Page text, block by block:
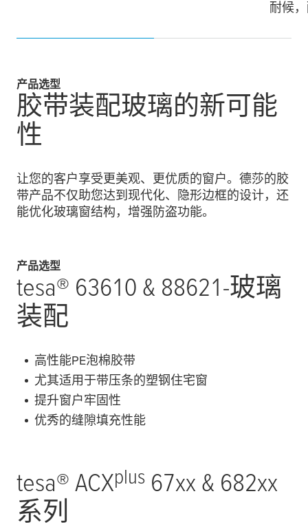
耐候
产品选型
胶带装配玻璃的新可能
性
让您的客户享受更美观、更优质的窗户。德莎的胶
带产品不仅助您达到现代化、隐形边框的设计，还
能优化玻璃窗结构，增强防盗功能。
产品选型
tesa® 63610 & 88621-玻璃
装配
高性能PE泡棉胶带
尤其适用于带压条的塑钢住宅窗
提升窗户牢固性
优秀的缝隙填充性能
tesa® ACXplus 67xx & 682xx
系列